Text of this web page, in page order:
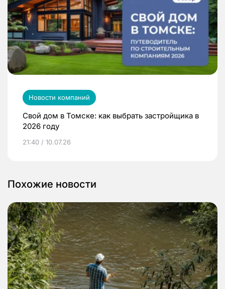
Новости компаний
Свой дом в Томске: как выбрать застройщика в
2026 году
21:40 / 10.07.26
Похожие новости